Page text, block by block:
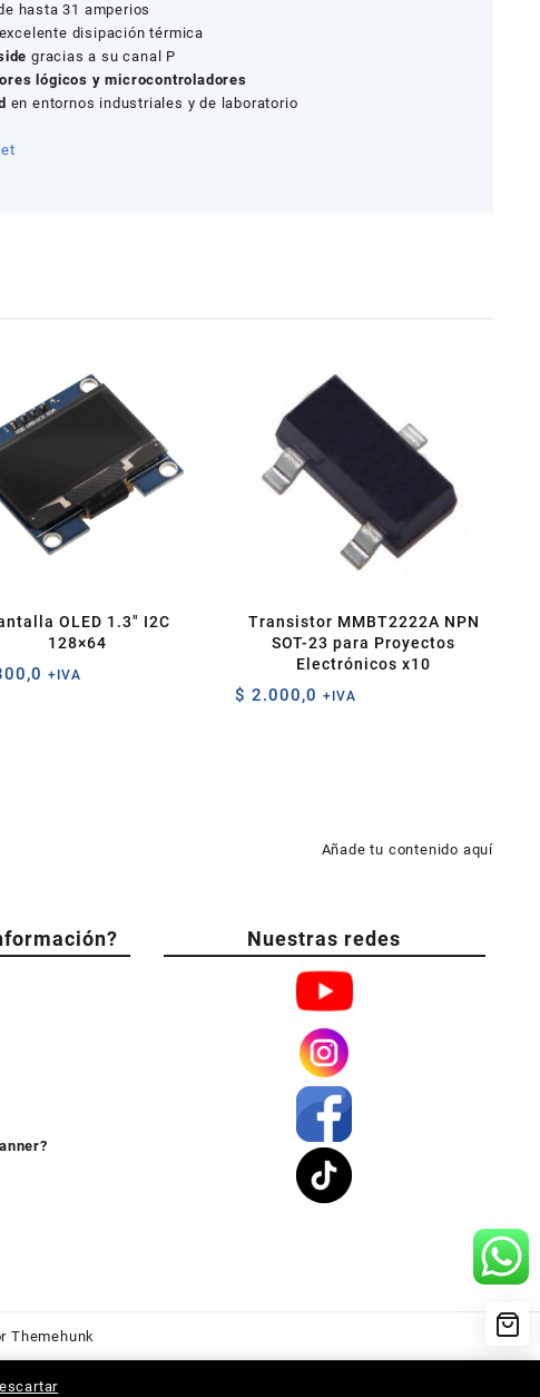
hasta 31 amperios
disipación térmica
gracias a su canal P
lógicos y microcontroladores
en entornos industriales y de laboratorio
OLED 1.3″ I2C
128×64
+IVA
Transistor MMBT2222A NPN
SOT-23 para Proyectos
Electrónicos x10
$ 2.000,0 +IVA
Añade tu contenido aquí
Nuestras redes
Themehunk